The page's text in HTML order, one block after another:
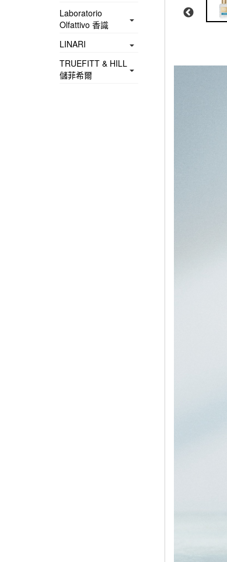
Laboratorio
Olfattivo 香識
LINARI
TRUEFITT & HILL
儲菲希爾